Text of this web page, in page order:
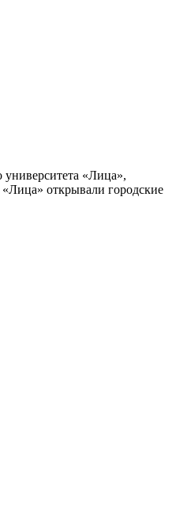
университета «Лица»,
открывали городские